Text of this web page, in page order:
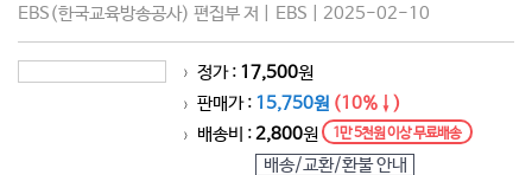
EBS(한국교육방송공사) 편집부 저 | EBS | 2025-02-10
> 정가 : 17,500원
> 판매가 : 15,750원 (10%↓)
> 배송비 :2,800원 1만 5천원 이상 무료배송
배송/교환/환불 안내